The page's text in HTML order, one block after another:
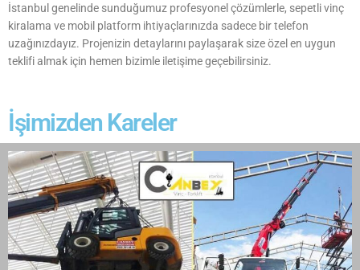
İstanbul genelinde sunduğumuz profesyonel çözümlerle, sepetli vinç
kiralama ve mobil platform ihtiyaçlarınızda sadece bir telefon
uzağınızdayız. Projenizin detaylarını paylaşarak size özel en uygun
teklifi almak için hemen bizimle iletişime geçebilirsiniz.
İşimizden Kareler